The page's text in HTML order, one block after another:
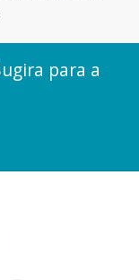
para a